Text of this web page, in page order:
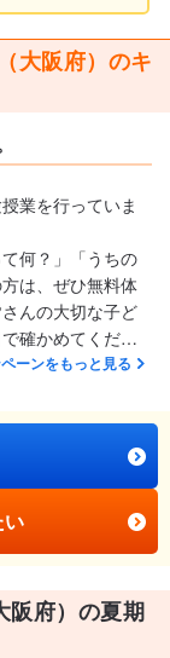
大阪府）のキ
業を行っていま
何？」「うちの
は、ぜひ無料体
んの大切な子ど
確かめてくださ
えいたします。
ーンをもっと見る
阪府）の夏期